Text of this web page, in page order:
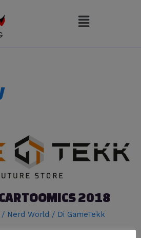
2018
/ Nerd World / Di GameTekk